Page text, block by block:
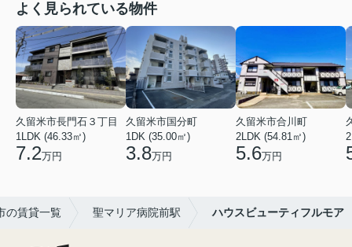
よく見られている物件
久留米市長門石３丁目
1LDK (46.33㎡)
7.2万円
久留米市国分町
1DK (35.00㎡)
3.8万円
久留米市合川町
2LDK (54.81㎡)
5.6万円
の賃貸一覧 聖マリア病院前駅 ハウスビューティフルモア